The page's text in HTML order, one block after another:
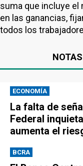
suma que incluye el
en las ganancias,
todos los
ECONOMÍA
La falta de
Federal
aumenta el
BCRA